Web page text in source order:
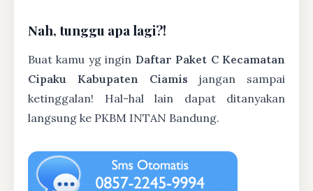
Nah, tunggu apa lagi?!
Buat kamu yg ingin Daftar Paket C Kecamatan
Cipaku Kabupaten Ciamis jangan sampai
ketinggalan! Hal-hal lain dapat ditanyakan
langsung ke PKBM INTAN Bandung.